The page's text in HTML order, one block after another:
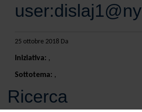
25 ottobre 2018 Da
Iniziativa: ,
Sottotema: ,
Ricerca